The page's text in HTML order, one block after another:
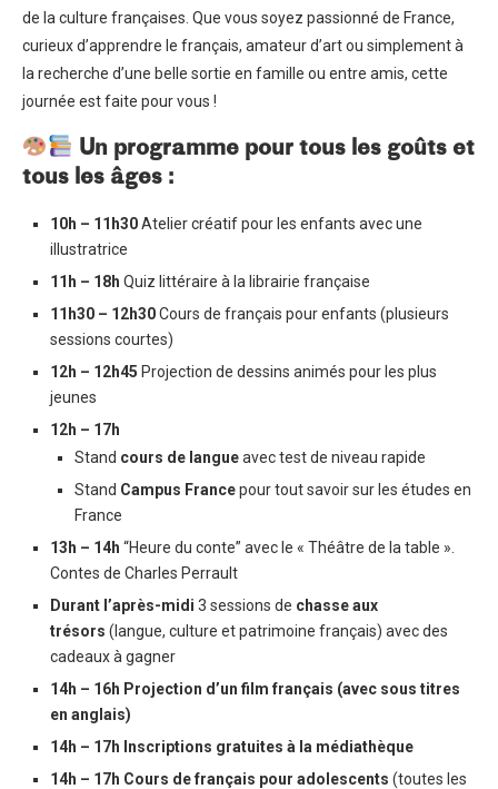
de la culture françaises. Que vous soyez passionné de France,
curieux d’apprendre le français, amateur d’art ou simplement à
la recherche d’une belle sortie en famille ou entre amis, cette
journée est faite pour vous !
Un programme pour tous les goûts et
tous les âges :
10h – 11h30Atelier créatif pour les enfants avec une
illustratrice
11h – 18h Quiz littéraire à la librairie française
11h30 – 12h30Cours de français pour enfants (plusieurs
sessions courtes)
12h – 12h45 Projection de dessins animés pour les plus
jeunes
12h – 17h
Stand cours de langueavec test de niveau rapide
Stand Campus Francepour tout savoir sur les études en
France
13h – 14h “Heure du conte” avec le « Théâtre de la table ».
Contes de Charles Perrault
Durant l’après-midi 3 sessions de chasse aux
trésors (langue, culture et patrimoine français) avec des
cadeaux à gagner
14h – 16h Projection d’un film français (avec sous titres
en anglais)
14h – 17h Inscriptions gratuites à la médiathèque
14h – 17h Cours de français pour adolescents (toutes les